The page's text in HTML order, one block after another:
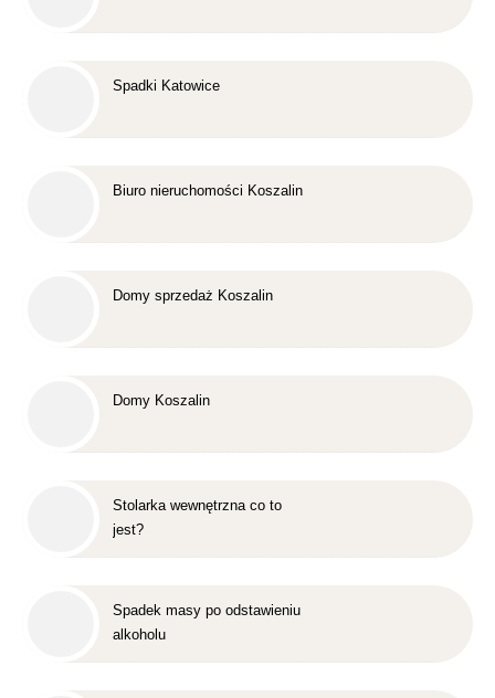
Spadki Katowice
Biuro nieruchomości Koszalin
Domy sprzedaż Koszalin
Domy Koszalin
Stolarka wewnętrzna co to
jest?
Spadek masy po odstawieniu
alkoholu